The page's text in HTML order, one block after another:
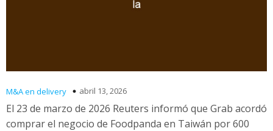
M&A en delivery abril 13, 2026
El 23 de marzo de 2026 Reuters informó que Grab acordó
comprar el negocio de Foodpanda en Taiwán por 600